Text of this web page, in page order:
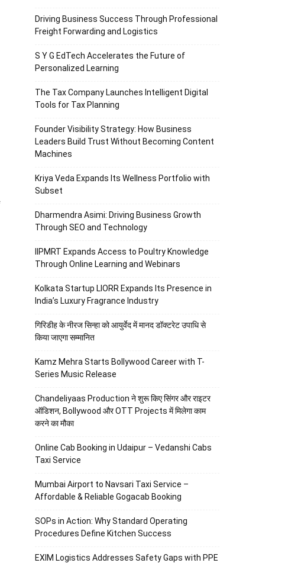
Driving Business Success Through Professional
Freight Forwarding and Logistics
S Y G EdTech Accelerates the Future of
Personalized Learning
The Tax Company Launches Intelligent Digital
Tools for Tax Planning
Founder Visibility Strategy: How Business
Leaders Build Trust Without Becoming Content
Machines
Kriya Veda Expands Its Wellness Portfolio with
Subset
Dharmendra Asimi: Driving Business Growth
Through SEO and Technology
IIPMRT Expands Access to Poultry Knowledge
Through Online Learning and Webinars
Kolkata Startup LIORR Expands Its Presence in
India’s Luxury Fragrance Industry
गिरिडीह के नीरज सिन्हा को आयुर्वेद में मानद डॉक्टरेट उपाधि से
किया जाएगा सम्मानित
Kamz Mehra Starts Bollywood Career with T-
Series Music Release
Chandeliyaas Production ने शुरू किए सिंगर और राइटर
ऑडिशन, Bollywood और OTT Projects में मिलेगा काम
करने का मौका
Online Cab Booking in Udaipur – Vedanshi Cabs
Taxi Service
Mumbai Airport to Navsari Taxi Service –
Affordable & Reliable Gogacab Booking
SOPs in Action: Why Standard Operating
Procedures Define Kitchen Success
EXIM Logistics Addresses Safety Gaps with PPE